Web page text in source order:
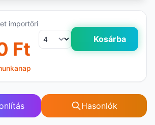
importőri
Ft Kosárba
Hasonlók